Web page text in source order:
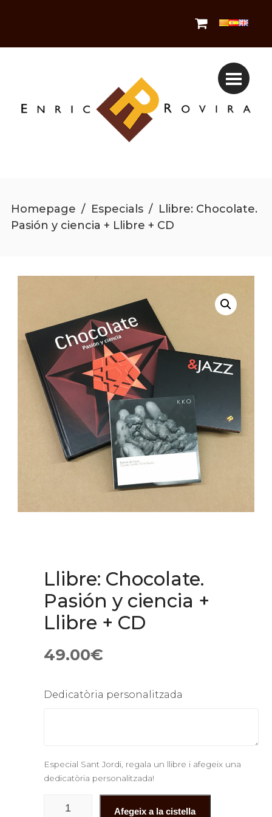
Homepage / Especials / Llibre: Chocolate.
Pasión y ciencia + Llibre + CD
Llibre: Chocolate.
Pasión y ciencia +
Llibre + CD
49.00€
Dedicatòria personalitzada
Especial Sant Jordi, regala un llibre i afegeix una
dedicatòria personalitzada!
quantitat de Llibre: Chocolate. Pasión y
Afegeix a la cistella